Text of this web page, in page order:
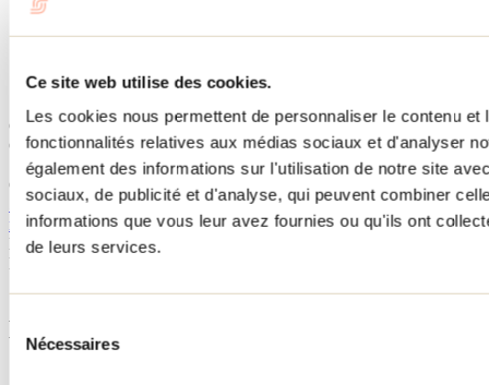
Ce site web utilise des cookies.
Les cookies nous permettent de personnaliser le contenu
fonctionnalités relatives aux médias sociaux et d'analyser
également des informations sur l'utilisation de notre site
sociaux, de publicité et d'analyse, qui peuvent combiner
informations que vous leur avez fournies ou qu'ils ont
de leurs services.
Sélection
Nécessaires
CHALET CLEMATITES
Chertsey
CHALET CLEMATITES
105 chemin des Clématites
Chertsey, QC J0K3K0
514 827-5680
michelchau@hotmail.com
No d'enregistrement322164
Besoin d'information?
Menu pied de page